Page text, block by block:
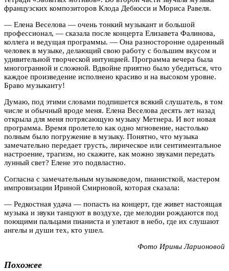
французских композиторов Клода Дебюсси и Мориса Равеля.
— Елена Веселова — очень тонкий музыкант и большой
профессионал, — сказала после концерта Елизавета Фалинова,
коллега и ведущая программы. — Она разносторонне одаренный
человек в музыке, делающий свою работу с большим вкусом и
удивительной творческой интуицией. Программа вечера была
многогранной и сложной. Вдвойне приятно было убедиться, что
каждое произведение исполнено красиво и на высоком уровне.
Браво музыканту!
Думаю, под этими словами подпишется всякий слушатель, в том
числе и обычный вроде меня. Елена Веселова десять лет назад
открыла для меня потрясающую музыку Метнера. И вот новая
программа. Время пролетело как одно мгновение, настолько
полным было погружение в музыку. Понятно, что музыка
замечательно передает грусть, лирическое или сентиментальное
настроение, трагизм, но скажите, как можно звуками передать
лунный свет? Елене это подвластно.
Согласна с замечательным музыковедом, пианисткой, мастером
импровизации Ириной Смирновой, которая сказала:
— Редкостная удача — попасть на концерт, где живет настоящая
музыка и звуки танцуют в воздухе, где мелодии рождаются под
поющими пальцами пианиста и улетают в небо, где их слушают
ангелы и души тех, кто ушел.
Фото Ирины Ларионовой
Похожее